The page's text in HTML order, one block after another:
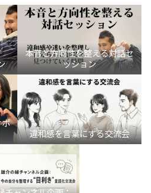
本音と方向性を整える対話セ
ッション
違和感を言葉にする交流会